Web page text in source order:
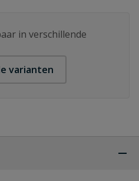
in verschillende
varianten